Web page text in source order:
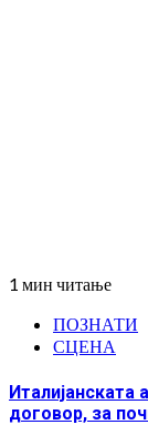
1 мин читање
ПОЗНАТИ
СЦЕНА
Италијанската
договор, за